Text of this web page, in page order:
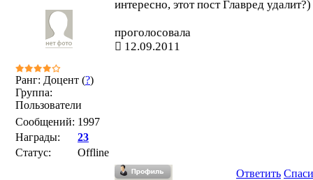
Ранг: Доцент (?)
Группа:
Пользователи
Сообщений: 1997
Награды:
23
Статус:
Offline
интересно, этот пост Главред удалит?)
проголосовала
12.09.2011
Ответить